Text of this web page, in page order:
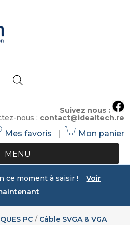
Suivez nous :
nous : contact@idealtech.re
Mes favoris
s
o
p
o
n
Mon panier
MENU
ce moment à saisir !Voir
PC/ Câble SVGA & VGA